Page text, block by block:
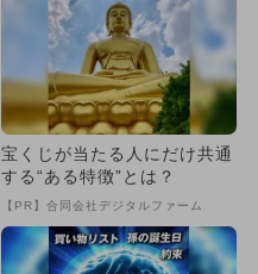
宝くじが当たる人にだけ共通
する“ある特徴”とは？
【PR】合同会社デジタルファーム